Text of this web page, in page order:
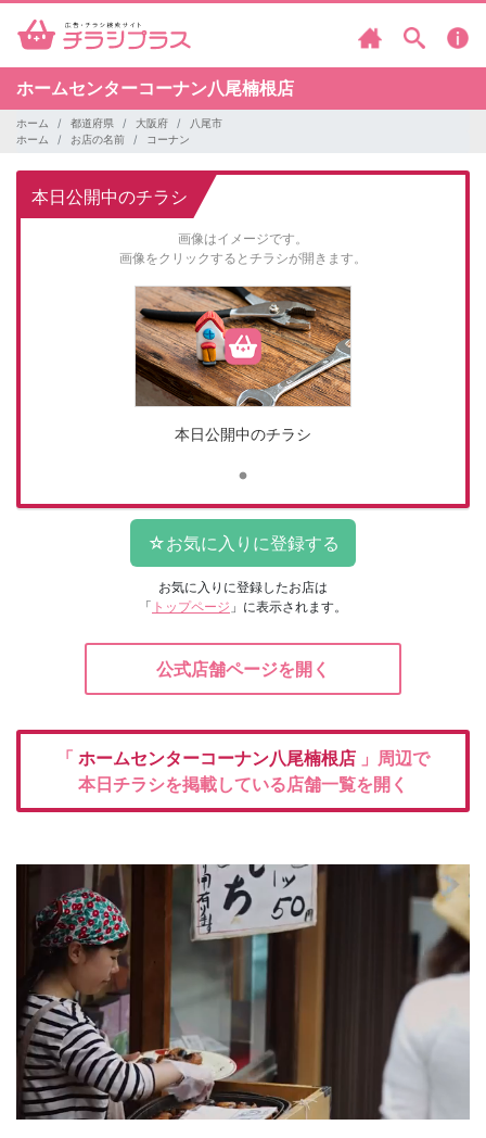
ホームセンターコーナン八尾楠根店
ホーム 都道府県 大阪府
八尾市
ホーム
お店の名前 コーナン
本日公開中のチラシ
画像はイメージです。
画像をクリックするとチラシが開きます。
本日公開中のチラシ
お気に入りに登録したお店は
「 トップページ 」に表示されます。
公式店舗ページを開く
「 ホームセンターコーナン八尾楠根店 」周辺で
本日チラシを掲載している店舗一覧を開く